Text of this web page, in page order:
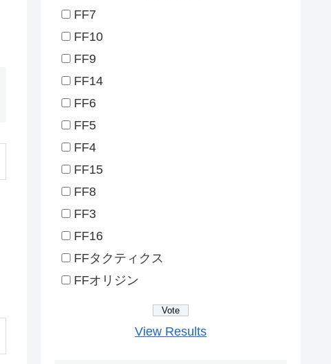
FF7
FF10
FF9
FF14
FF6
FF5
FF4
FF15
FF8
FF3
FF16
FFタクティクス
FFオリジン
View Results